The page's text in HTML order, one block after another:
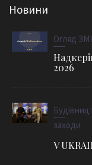
Новини
Огляд ЗМІ
2026
заходи
V